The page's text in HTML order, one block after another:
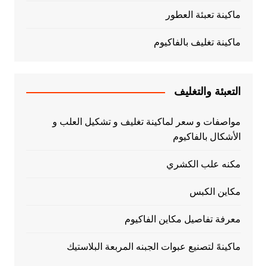
ماكينة تعبئة العطور
ماكينة تغليف بالفاكيوم
التعبئة والتغليف
مواصفات و سعر لماكينة تغليف و تشكيل العلب و
الأشكال بالفاكيوم
مكنه علب الكشري
مكاين الكبس
معرفة تفاصيل مكاين الفاكيوم
ماكينهً لتصنيع عبوات الجبنه المربعة البلاستيك